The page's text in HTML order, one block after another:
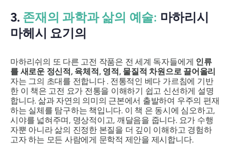
3. 존재의 과학과 삶의 예술: 마하리시
마헤시 요기의
마하리쉬의 또 다른 고전 작품은 전 세계 독자들에게 인류
를 새로운 정신적, 육체적, 영적, 물질적 차원으로 끌어올리
자는 그의 초대를 전합니다 . 전통적인 베다 가르침에 기반
한 이 책은 고전 요가 전통을 이해하기 쉽고 신선하게 설명
합니다. 삶과 자연의 의미의 근본에서 출발하여 우주의 편재
하는 실체를 탐구하는 책입니다. 이 책 은 동시에 심오하고,
시야를 넓혀주며, 명상적이고, 깨달음을 줍니다. 요가 수행
자뿐 아니라 삶의 진정한 본질을 더 깊이 이해하고 경험하
고자 하는 모든 사람에게 문학적 제안을 제시합니다.